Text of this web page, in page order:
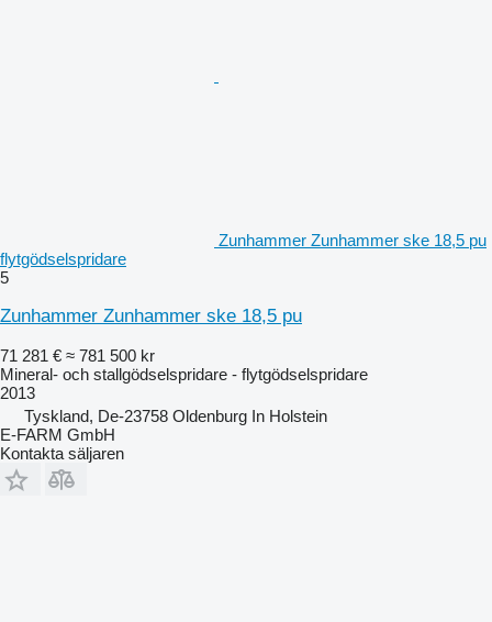
Zunhammer Zunhammer ske 18,5 pu
flytgödselspridare
5
Zunhammer Zunhammer ske 18,5 pu
71 281 € ≈ 781 500 kr
Mineral- och stallgödselspridare - flytgödselspridare
2013
Tyskland, De-23758 Oldenburg In Holstein
E-FARM GmbH
Kontakta säljaren